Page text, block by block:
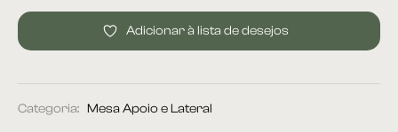
Adicionar à lista de desejos
Categoria: Mesa Apoio e Lateral